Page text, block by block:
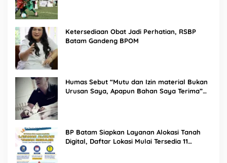
Ketersediaan Obat Jadi Perhatian, RSBP
Batam Gandeng BPOM
Humas Sebut “Mutu dan Izin material Bukan
Urusan Saya, Apapun Bahan Saya Terima”
BP Batam Siapkan Layanan Alokasi Tanah
Digital, Daftar Lokasi Mulai Tersedia 11